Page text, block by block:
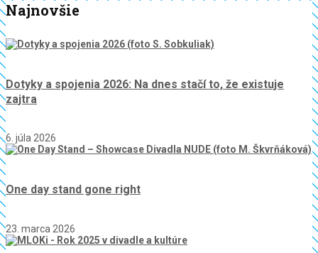
Najnovšie
Dotyky a spojenia 2026: Na dnes stačí to, že existuje
zajtra
6. júla 2026
One day stand gone right
23. marca 2026